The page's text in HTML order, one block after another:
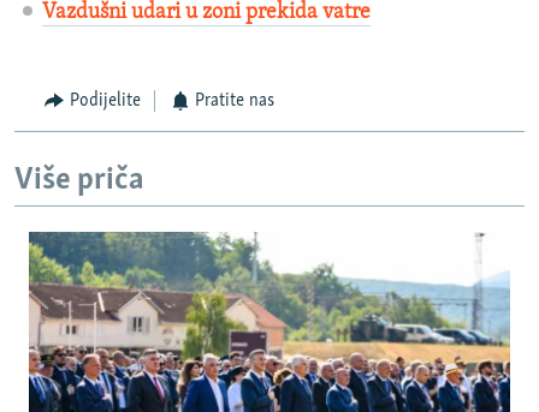
Vazdušni udari u zoni prekida vatre
Podijelite Pratite nas
Više priča